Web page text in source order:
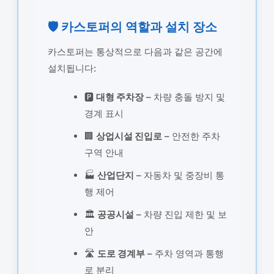
🛡️ 카스토퍼의 역할과 설치 장소
카스토퍼는 통상적으로 다음과 같은 공간에
설치됩니다:
🅿️ 대형 주차장– 차량 충돌 방지 및
경계 표시
🏢 상업시설 진입로 – 안전한 주차
구역 안내
🏭 산업단지 – 자동차 및 중장비 통
행 제어
🏛️ 공공시설 – 차량 진입 제한 및 보
안
🛣️ 도로 경계부– 주차 영역과 통행
로 분리